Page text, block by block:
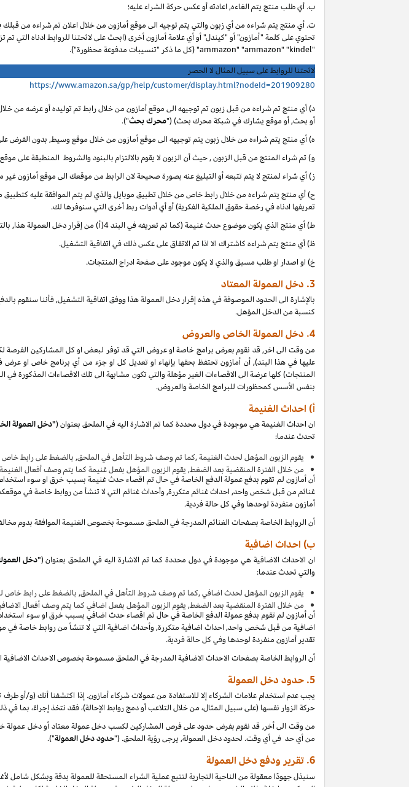
ب. أيطلب منتج يتم الغاءه, اعادته أو عكس حركة الشراء عليه؛
ت. أي منتج يتم شراءه من أي زبون والتي يتم توجيه الى موقع أمازون من خلال اعلان تم شراءه من قبلك
تحتوي على كلمة "أمازون" أو "كيندل" أو أي علامة أمازون أخرى (ابحث على لائحتنا للروابط ادناه التي
"ammazon" "ammazon" "kindel" (كل ما ذكر "تنسيبات مدفوعة محظورة").
لائحتنا للروابط على سبيل المثال لا الحصر
https://www.amazon.sa/gp/help/customer/display.html?nodeId=201909280
د) أي منتج تم شراءه من قبل زبون تم توجيهه الى موقع أمازون من خلال رابط تم توليده أو عرضه من
أو بحث, أو موقع يشارك في شبكة محرك بحث) ("محرك بحث").
ه) أي منتج يتم شراءه من خلال زبون يتم توجيهه الى موقع أمازون من خلال موقع وسيط, بدون الفرض
و) تم شراء المنتج من قبل الزبون , حيث أن الزبون لا يقوم بالالتزام بالبنود والشروط المنطبقة على
ز) أي شراء لمنتج لا يتم تتبعه أو التبليغ عنه بصورة صحيحة لان الرابط من موقعك الى موقع أمازون
ح) أي منتج يتم شراءه من خلال رابط خاص من خلال تطبيق موبايل والذي لم يتم الموافقة عليه
تعريفها ادناه في رخصة حقوق الملكية الفكرية) أو أي أدوات ربط أخرى التي سنوفرها لك.
ط) أي منتج الذي يكون موضوع حدث غنيمة (كما تم تعريفه في البند 4(أ) من إقرار دخل العمولة هذا, بالتزامن مع دخل العمولة الخاص.
ظ) أي منتج يتم شراءه كاشتراك الا اذا تم الاتفاق على عكس ذلك في اتفاقية التشغيل.
خ) او اصدار او طلب مسبق والذي لا يكون موجود على صفحة ادراج المنتجات.
3. دخل العمولة المعتاد
بالإشارة الى الحدود الموصوفة في هذه إقرار دخل العمولة هذا ووفق اتفاقية التشغيل, فأننا سنقوم
كنسبة من الدخل المؤهل.
4. دخل العمولة الخاص والعروض
من وقت الى اخر, قد نقوم بعرض برامج خاصة او عروض التي قد توفر لبعض او كل المشاركين
عليها في هذا البند), أن أمازون تحتفظ بحقها بإنهاء او تعديل كل او جزء من أي برنامج خاص او
بنفس الأسس كمحظورات للبرامج الخاصة والعروض.
أ) احداث الغنيمة
ان احداث الغنيمة هي موجودة في دول محددة كما تم الاشارة اليه في الملحق بعنوان("دخل العمولة
تحدث عندما:
يقوم الزبون المؤهل لحدث الغنيمة ,كما تم وصف شروط التأهل في الملحق, بالضغط على رابط
منخلال الفترة المنقضية بعد الضغط, يقوم الزبون المؤهل بفعل غنيمة كما يتم وصف أفعال
أن أمازون لم تقوم بدفع عمولة الدفع الخاصة في حال تم اقصاء حدث غنيمة بسبب خرق او سوء استخدام
غنائم من قبل شخص واحد, احداث غنائم متكررة, وأحداث غنائم التي لا تنشأ من روابط خاصة في
أمازون منفردة لوحدها وفي كل حالة فردية.
أن الروابط الخاصة بصفحات الغنائم المدرجة في الملحق مسموحة بخصوص الغنيمة الموافقة بدوم
ب) احداث اضافية
ان الاحداث الاضافية هي موجودة في دول محددة كما تم الاشارة اليه في الملحق بعنوان("دخل
والتي تحدث عندما:
يقوم الزبون المؤهل لحدث اضافي ,كما تم وصف شروط التأهل في الملحق, بالضغط على رابط خاص
منخلال الفترة المنقضية بعد الضغط, يقوم الزبون المؤهل بفعل اضافي كما يتم وصف أفعال
أن أمازون لم تقوم بدفع عمولة الدفع الخاصة في حال تم اقصاء حدث اضافي بسبب خرق او سوء استخدام
اضافية من قبل شخص واحد, احداث اضافية متكررة, وأحداث اضافية التي لا تنشأ من روابط خاصة في
تقدير أمازون منفردة لوحدها وفي كل حالة فردية.
أن الروابط الخاصة بصفحات الاحداث الاضافية المدرجة في الملحق مسموحة بخصوص الاحداث الاضافية
5. حدود دخل العمولة
يجب عدم استخدام علامات الشركاء إلا للاستفادة من عمولات شركاء أمازون. إذا اكتشفنا أنك (و/أو
حركة الزوار نفسها (على سبيل المثال، من خلال التلاعب أو دمج روابط الإحالة)، فقد نتخذ إجراءً، بما
من وقت الى أخر, قد نقوم بفرض حدود على فرص المشاركين لكسب دخل عمولة معتاد أو دخل عمولة
من أي حد في أي وقت. لحدود دخل العمولة, يرجى رؤية الملحق. ("حدود دخل العمولة").
6. تقرير ودفع دخل العمولة
سنبذل جهودًا معقولة من الناحية التجارية لتتبع عملية الشراء المستحقة للعمولة بدقة وبشكل شامل